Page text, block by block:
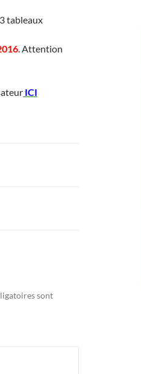
tableaux
. Attention
ICI
sont